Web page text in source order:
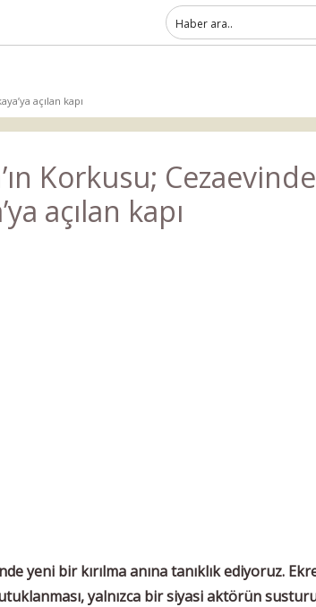
açılan kapı
Korkusu;
açılan kapı
yeni bir kırılma anına tanıklık ediyoruz.
yalnızca bir siyasi aktörün